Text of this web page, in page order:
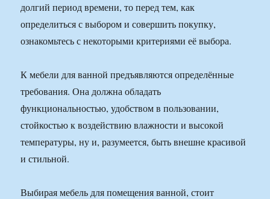
долгий период времени, то перед тем, как
определиться с выбором и совершить покупку,
ознакомьтесь с некоторыми критериями её выбора.
К мебели для ванной предъявляются определённые
требования. Она должна обладать
функциональностью, удобством в пользовании,
стойкостью к воздействию влажности и высокой
температуры, ну и, разумеется, быть внешне красивой
и стильной.
Выбирая мебель для помещения ванной, стоит